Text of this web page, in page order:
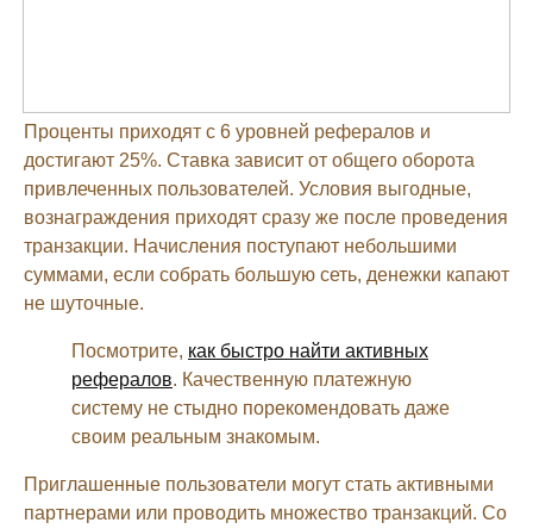
Проценты приходят с 6 уровней рефералов и
достигают 25%. Ставка зависит от общего оборота
привлеченных пользователей. Условия выгодные,
вознаграждения приходят сразу же после проведения
транзакции. Начисления поступают небольшими
суммами, если собрать большую сеть, денежки капают
не шуточные.
Посмотрите, как быстро найти активных
рефералов. Качественную платежную
систему не стыдно порекомендовать даже
своим реальным знакомым.
Приглашенные пользователи могут стать активными
партнерами или проводить множество транзакций. Со